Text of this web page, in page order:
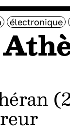
électronique